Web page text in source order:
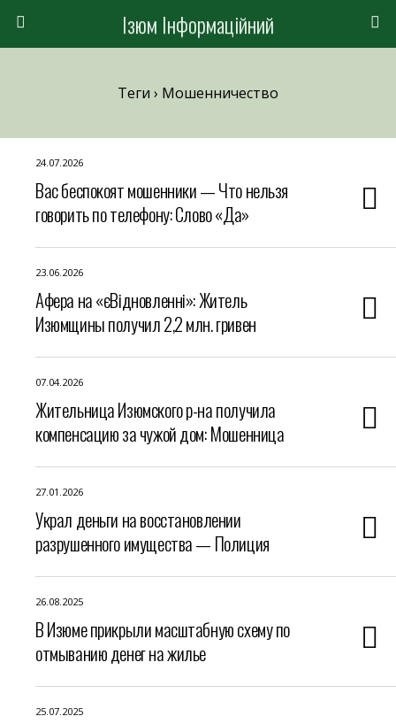
Ізюм Інформаційний
Теги › Мошенничество
24.07.2026
Вас беспокоят мошенники — Что нельзя
говорить по телефону: Слово «Да»
23.06.2026
Афера на «єВідновленні»: Житель
Изюмщины получил 2,2 млн. гривен
07.04.2026
Жительница Изюмского р-на получила
компенсацию за чужой дом: Мошенница
27.01.2026
Украл деньги на восстановлении
разрушенного имущества — Полиция
26.08.2025
В Изюме прикрыли масштабную схему по
отмыванию денег на жилье
25.07.2025